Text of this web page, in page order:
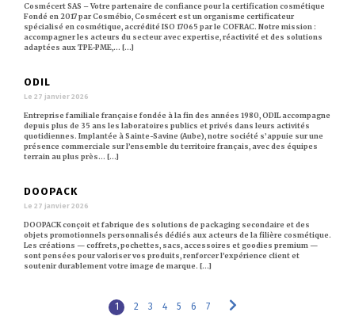
Cosmécert SAS – Votre partenaire de confiance pour la certification cosmétique
Fondé en 2017 par Cosmébio, Cosmécert est un organisme certificateur
spécialisé en cosmétique, accrédité ISO 17065 par le COFRAC. Notre mission :
accompagner les acteurs du secteur avec expertise, réactivité et des solutions
adaptées aux TPE-PME,… [...]
ODIL
Le 27 janvier 2026
Entreprise familiale française fondée à la fin des années 1980, ODIL accompagne
depuis plus de 35 ans les laboratoires publics et privés dans leurs activités
quotidiennes. Implantée à Sainte-Savine (Aube), notre société s’appuie sur une
présence commerciale sur l’ensemble du territoire français, avec des équipes
terrain au plus près… [...]
DOOPACK
Le 27 janvier 2026
DOOPACK conçoit et fabrique des solutions de packaging secondaire et des
objets promotionnels personnalisés dédiés aux acteurs de la filière cosmétique.
Les créations — coffrets, pochettes, sacs, accessoires et goodies premium —
sont pensées pour valoriser vos produits, renforcer l’expérience client et
soutenir durablement votre image de marque. [...]
1 2 3 4 5 6 7